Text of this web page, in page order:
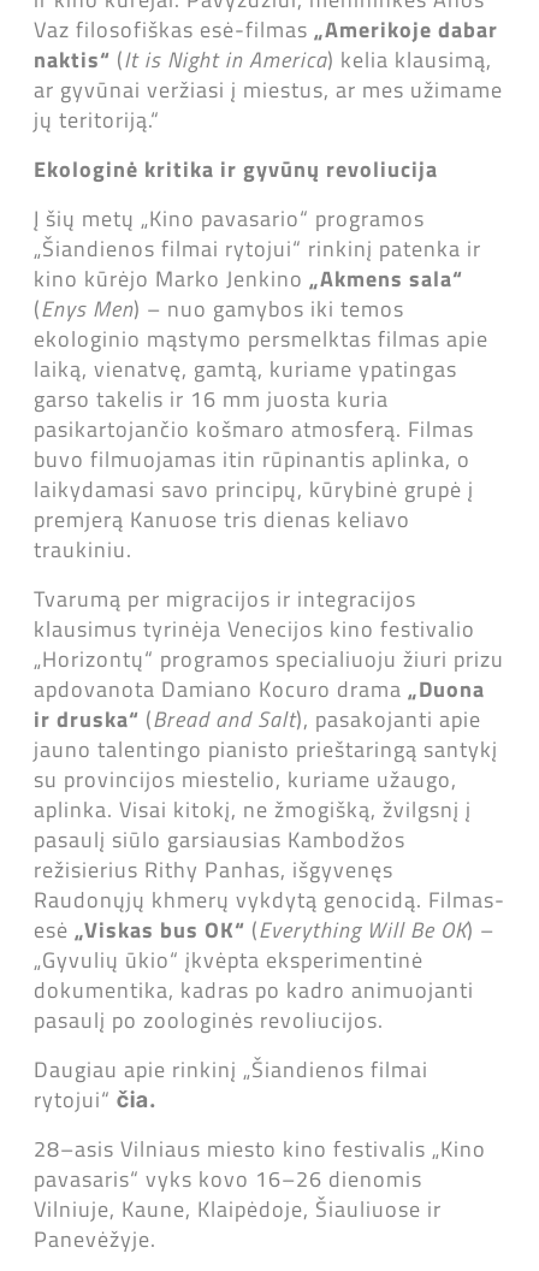
Vaz filosofiškas esė-filmas „Amerikoje dabar
naktis“ (It is Night in America) kelia klausimą,
ar gyvūnai veržiasi į miestus, ar mes užimame
jų teritoriją.“
Ekologinė kritika ir gyvūnų revoliucija
Į šių metų „Kino pavasario“ programos
„Šiandienos filmai rytojui“ rinkinį patenka ir
kino kūrėjo Marko Jenkino „Akmens sala“
(Enys Men) – nuo gamybos iki temos
ekologinio mąstymo persmelktas filmas apie
laiką, vienatvę, gamtą, kuriame ypatingas
garso takelis ir 16 mm juosta kuria
pasikartojančio košmaro atmosferą. Filmas
buvo filmuojamas itin rūpinantis aplinka, o
laikydamasi savo principų, kūrybinė grupė į
premjerą Kanuose tris dienas keliavo
traukiniu.
Tvarumą per migracijos ir integracijos
klausimus tyrinėja Venecijos kino festivalio
„Horizontų“ programos specialiuoju žiuri prizu
apdovanota Damiano Kocuro drama „Duona
ir druska“ (Bread and Salt), pasakojanti apie
jauno talentingo pianisto prieštaringą santykį
su provincijos miestelio, kuriame užaugo,
aplinka. Visai kitokį, ne žmogišką, žvilgsnį į
pasaulį siūlo garsiausias Kambodžos
režisierius Rithy Panhas, išgyvenęs
Raudonųjų khmerų vykdytą genocidą. Filmas-
esė „Viskas bus OK“ (Everything Will Be OK) –
„Gyvulių ūkio“ įkvėpta eksperimentinė
dokumentika, kadras po kadro animuojanti
pasaulį po zoologinės revoliucijos.
Daugiau apie rinkinį „Šiandienos filmai
rytojui“ čia.
28–asis Vilniaus miesto kino festivalis „Kino
pavasaris“ vyks kovo 16–26 dienomis
Vilniuje, Kaune, Klaipėdoje, Šiauliuose ir
Panevėžyje.